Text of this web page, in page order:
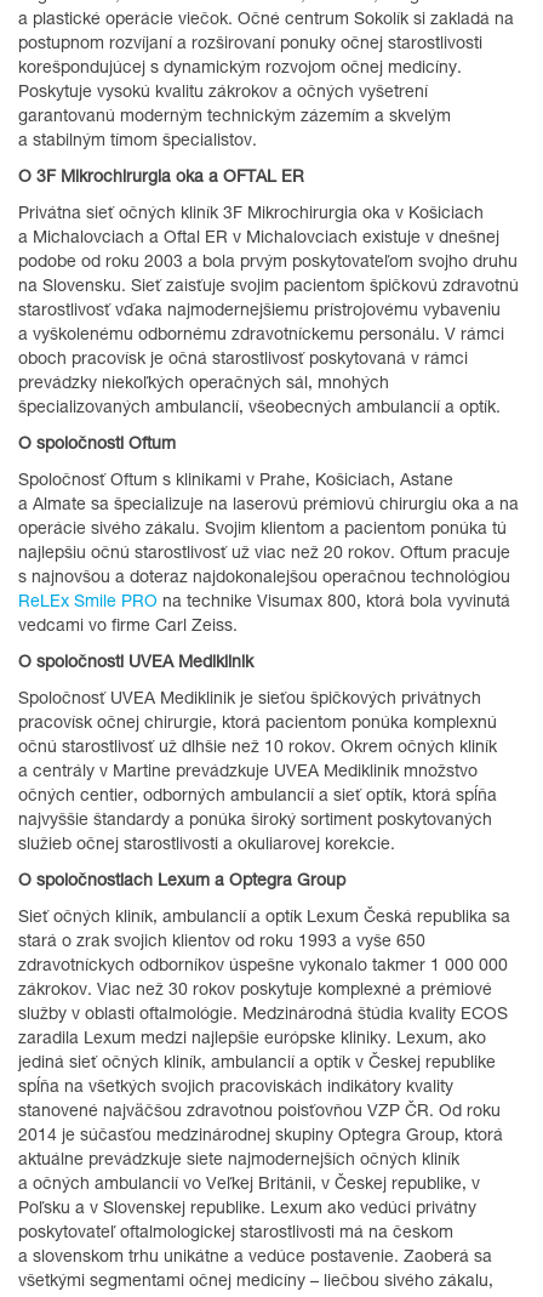
a plastické operácie viečok. Očné centrum Sokolík si zakladá na
postupnom rozvíjaní a rozširovaní ponuky očnej starostlivosti
korešpondujúcej s dynamickým rozvojom očnej medicíny.
Poskytuje vysokú kvalitu zákrokov a očných vyšetrení
garantovanú moderným technickým zázemím a skvelým
a stabilným tímom špecialistov.
O 3F Mikrochirurgia oka a OFTAL ER
Privátna sieť očných kliník 3F Mikrochirurgia oka v Košiciach
a Michalovciach a Oftal ER v Michalovciach existuje v dnešnej
podobe od roku 2003 a bola prvým poskytovateľom svojho druhu
na Slovensku. Sieť zaisťuje svojim pacientom špičkovú zdravotnú
starostlivosť vďaka najmodernejšiemu prístrojovému vybaveniu
a vyškolenému odbornému zdravotníckemu personálu. V rámci
oboch pracovísk je očná starostlivosť poskytovaná v rámci
prevádzky niekoľkých operačných sál, mnohých
špecializovaných ambulancií, všeobecných ambulancií a optík.
O spoločnosti Oftum
Spoločnosť Oftum s klinikami v Prahe, Košiciach, Astane
a Almate sa špecializuje na laserovú prémiovú chirurgiu oka a na
operácie sivého zákalu. Svojim klientom a pacientom ponúka tú
najlepšiu očnú starostlivosť už viac než 20 rokov. Oftum pracuje
s najnovšou a doteraz najdokonalejšou operačnou technológiou ​​
ReLEx Smile PRO na technike Visumax 800, ktorá bola vyvinutá
vedcami vo firme Carl Zeiss.
O spoločnosti UVEA Mediklinik
Spoločnosť UVEA Mediklinik je sieťou špičkových privátnych
pracovísk očnej chirurgie, ktorá pacientom ponúka komplexnú
očnú starostlivosť už dlhšie než 10 rokov. Okrem očných kliník
a centrály v Martine prevádzkuje UVEA Mediklinik množstvo
očných centier, odborných ambulancií a sieť optík, ktorá spĺňa
najvyššie štandardy a ponúka široký sortiment poskytovaných
služieb očnej starostlivosti a okuliarovej korekcie.
O spoločnostiach Lexum a Optegra Group
Sieť očných kliník, ambulancií a optík Lexum Česká republika sa
stará o zrak svojich klientov od roku 1993 a vyše 650
zdravotníckych odborníkov úspešne vykonalo takmer 1 000 000
zákrokov. Viac než 30 rokov poskytuje komplexné a prémiové
služby v oblasti oftalmológie. Medzinárodná štúdia kvality ECOS
zaradila Lexum medzi najlepšie európske kliniky. Lexum, ako
jediná sieť očných kliník, ambulancií a optík v Českej republike
spĺňa na všetkých svojich pracoviskách indikátory kvality
stanovené najväčšou zdravotnou poisťovňou VZP ČR. Od roku
2014 je súčasťou medzinárodnej skupiny Optegra Group, ktorá
aktuálne prevádzkuje siete najmodernejších očných kliník
a očných ambulancií vo Veľkej Británii, v Českej republike, v
Poľsku a v Slovenskej republike. Lexum ako vedúci privátny
poskytovateľ oftalmologickej starostlivosti má na českom
a slovenskom trhu unikátne a vedúce postavenie. Zaoberá sa
všetkými segmentami očnej medicíny – liečbou sivého zákalu,